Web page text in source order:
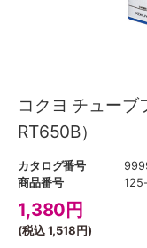
コクヨ チューブ
RT650B）
カタログ番号
商品番号
1,380 円
(税込1,518円)